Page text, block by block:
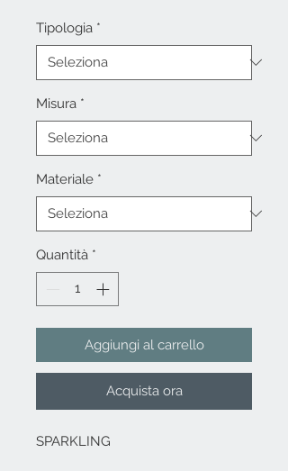
Tipologia *
Misura *
Materiale *
Quantità *
Aggiungi al carrello
Acquista ora
SPARKLING